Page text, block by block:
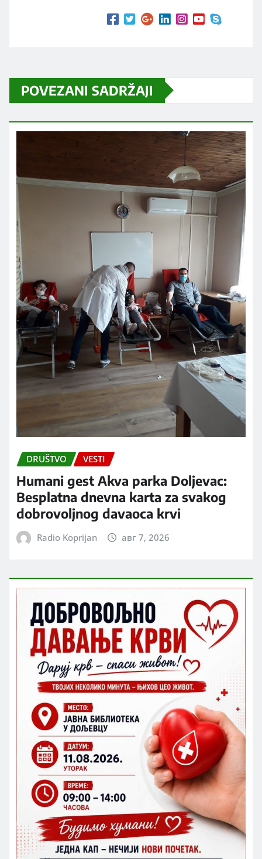
POVEZANI SADRŽAJI
DRUŠTVO VESTI
Humani gest Akva parka Doljevac:
Besplatna dnevna karta za svakog
dobrovoljnog davaoca krvi
Radio Koprijan авг 7, 2026